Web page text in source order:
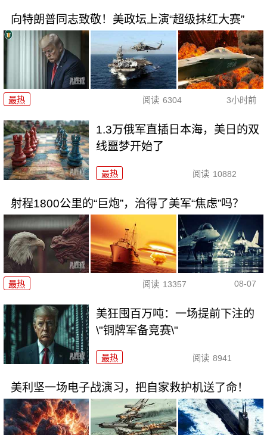
向特朗普同志致敬！美政坛上演“超级抹红大赛”
最热 阅读 6304 3小时前
1.3万俄军直插日本海，美日的双
线噩梦开始了
最热 阅读 10882
射程1800公里的“巨炮”，治得了美军“焦虑”吗？
最热 阅读 13357 08-07
美狂囤百万吨：一场提前下注的
\"铜牌军备竞赛\"
最热 阅读 8941
美利坚一场电子战演习，把自家救护机送了命！